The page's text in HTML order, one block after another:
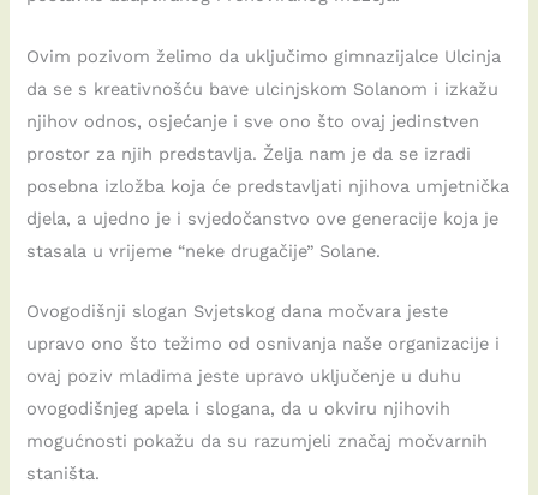
Ovim pozivom želimo da uključimo gimnazijalce Ulcinja
da se s kreativnošću bave ulcinjskom Solanom i izkažu
njihov odnos, osjećanje i sve ono što ovaj jedinstven
prostor za njih predstavlja. Želja nam je da se izradi
posebna izložba koja će predstavljati njihova umjetnička
djela, a ujedno je i svjedočanstvo ove generacije koja je
stasala u vrijeme “neke drugačije” Solane.
Ovogodišnji slogan Svjetskog dana močvara jeste
upravo ono što težimo od osnivanja naše organizacije i
ovaj poziv mladima jeste upravo uključenje u duhu
ovogodišnjeg apela i slogana, da u okviru njihovih
mogućnosti pokažu da su razumjeli značaj močvarnih
staništa.